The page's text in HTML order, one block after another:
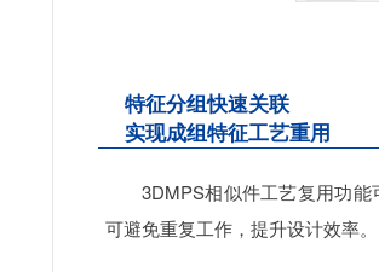
特征分组快速关联
实现成组特征工艺重用
3DMPS相似件工艺复用功
可避免重复工作，提升设计效率。